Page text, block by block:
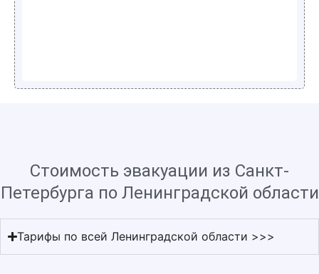
Стоимость эвакуации из Санкт-
Петербурга по Ленинградской области
Тарифы по всей Ленинградской области >>>